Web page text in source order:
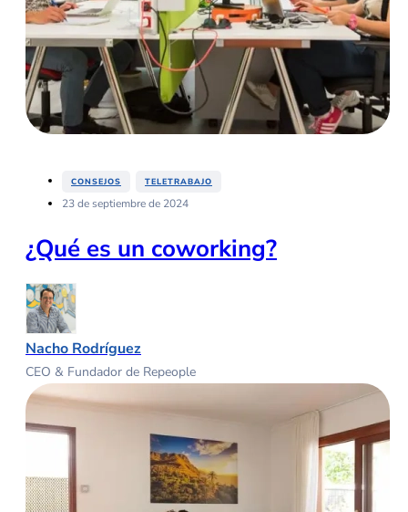
CONSEJOS TELETRABAJO
23 de septiembre de 2024
¿Qué es un coworking?
Nacho Rodríguez
CEO & Fundador de Repeople